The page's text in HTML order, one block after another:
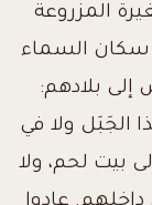
المزروعة
سكان السماء
المجوس إلى بلادهم:
الجَبَل ولا في
إلى بيت لحم، ولا